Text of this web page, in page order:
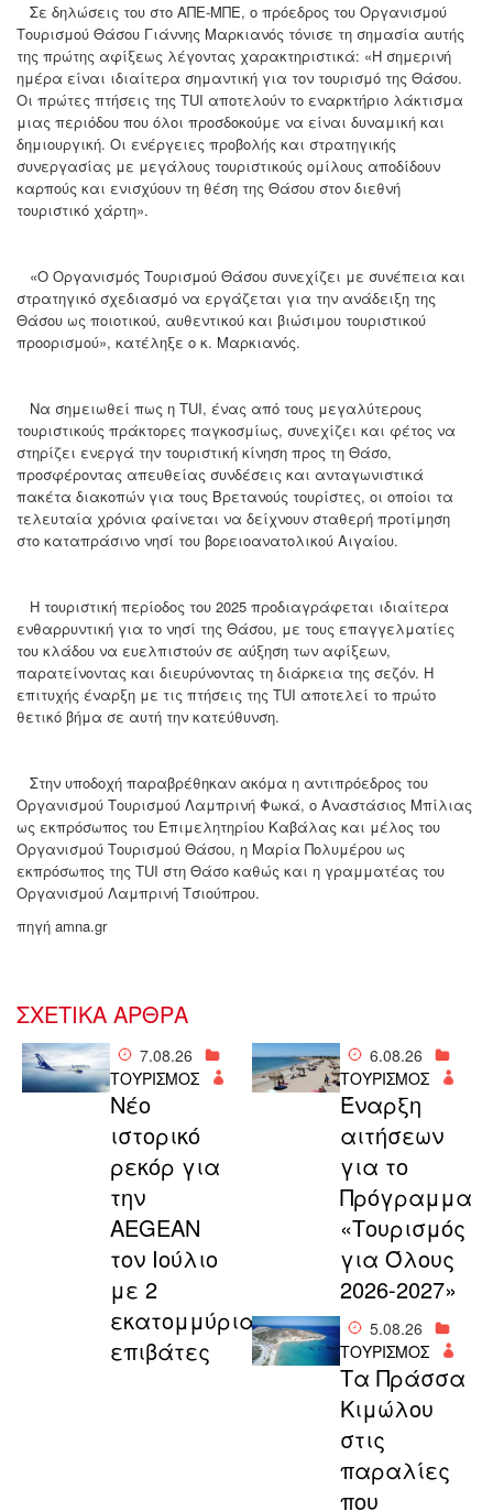
Σε δηλώσεις του στο ΑΠΕ-ΜΠΕ, ο πρόεδρος του Οργανισμού
Τουρισμού Θάσου Γιάννης Μαρκιανός τόνισε τη σημασία αυτής
της πρώτης αφίξεως λέγοντας χαρακτηριστικά: «Η σημερινή
ημέρα είναι ιδιαίτερα σημαντική για τον τουρισμό της Θάσου.
Οι πρώτες πτήσεις της TUI αποτελούν το εναρκτήριο λάκτισμα
μιας περιόδου που όλοι προσδοκούμε να είναι δυναμική και
δημιουργική. Οι ενέργειες προβολής και στρατηγικής
συνεργασίας με μεγάλους τουριστικούς ομίλους αποδίδουν
καρπούς και ενισχύουν τη θέση της Θάσου στον διεθνή
τουριστικό χάρτη».
«Ο Οργανισμός Τουρισμού Θάσου συνεχίζει με συνέπεια και
στρατηγικό σχεδιασμό να εργάζεται για την ανάδειξη της
Θάσου ως ποιοτικού, αυθεντικού και βιώσιμου τουριστικού
προορισμού», κατέληξε ο κ. Μαρκιανός.
Να σημειωθεί πως η TUI, ένας από τους μεγαλύτερους
τουριστικούς πράκτορες παγκοσμίως, συνεχίζει και φέτος να
στηρίζει ενεργά την τουριστική κίνηση προς τη Θάσο,
προσφέροντας απευθείας συνδέσεις και ανταγωνιστικά
πακέτα διακοπών για τους Βρετανούς τουρίστες, οι οποίοι τα
τελευταία χρόνια φαίνεται να δείχνουν σταθερή προτίμηση
στο καταπράσινο νησί του βορειοανατολικού Αιγαίου.
Η τουριστική περίοδος του 2025 προδιαγράφεται ιδιαίτερα
ενθαρρυντική για το νησί της Θάσου, με τους επαγγελματίες
του κλάδου να ευελπιστούν σε αύξηση των αφίξεων,
παρατείνοντας και διευρύνοντας τη διάρκεια της σεζόν. Η
επιτυχής έναρξη με τις πτήσεις της TUI αποτελεί το πρώτο
θετικό βήμα σε αυτή την κατεύθυνση.
Στην υποδοχή παραβρέθηκαν ακόμα η αντιπρόεδρος του
Οργανισμού Τουρισμού Λαμπρινή Φωκά, ο Αναστάσιος Μπίλιας
ως εκπρόσωπος του Επιμελητηρίου Καβάλας και μέλος του
Οργανισμού Τουρισμού Θάσου, η Μαρία Πολυμέρου ως
εκπρόσωπος της TUI στη Θάσο καθώς και η γραμματέας του
Οργανισμού Λαμπρινή Τσιούπρου.
πηγή amna.gr
ΣΧΕΤΙΚΑ ΑΡΘΡΑ
7.08.26
ΤΟΥΡΙΣΜΟΣ
Νέο
ιστορικό
ρεκόρ για
την
AEGEAN
τον Ιούλιο
με 2
εκατομμύρια
επιβάτες
6.08.26
ΤΟΥΡΙΣΜΟΣ
Έναρξη
αιτήσεων
για το
Πρόγραμμα
«Τουρισμός
για Όλους
2026-2027»
5.08.26
ΤΟΥΡΙΣΜΟΣ
Τα Πράσσα
Κιμώλου
στις
παραλίες
που